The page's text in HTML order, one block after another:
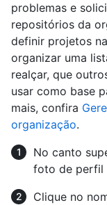
problemas e
repositórios da
definir projetos
organizar uma
realçar, que
usar como base
mais, confira
organização.
No canto
foto de perfil
Clique no